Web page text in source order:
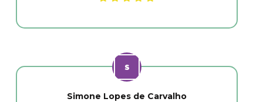
Simone Lopes de Carvalho